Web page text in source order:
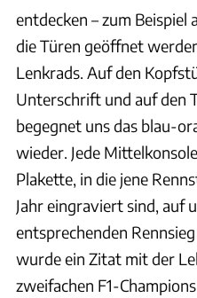
entdecken – zum Beispiel
die Türen geöffnet
Lenkrads. Auf den
Unterschrift und auf den
begegnet uns das blau-
wieder. Jede
Plakette, in die jene
Jahr eingraviert sind, auf
entsprechenden
wurde ein Zitat mit der
zweifachen F1-